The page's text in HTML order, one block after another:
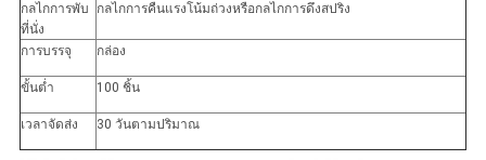
กลไกการพับ
ที่นั่ง
กลไกการคืนแรงโน้มถ่วงหรือกลไกการดึงสปริง
การบรรจุ กล่อง
ขั้นต่ำ 100 ชิ้น
เวลาจัดส่ง 30 วันตามปริมาณ